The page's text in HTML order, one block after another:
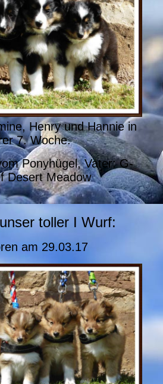
Henry und Hannie in
7. Woche.
Ponyhügel, Vater: G-
Desert Meadow
toller I Wurf:
am 29.03.17